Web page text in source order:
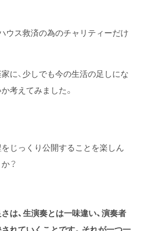
ウス救済の為のチャリティーだけ
に、少しでも今の生活の足しにな
考えてみました。
じっくり公開することを楽しん
？
は、生演奏とは一味違い、演奏者